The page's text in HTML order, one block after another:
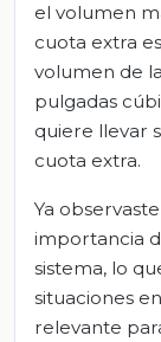
el volumen
cuota extra
volumen de
pulgadas
quiere llevar
cuota extra.
Ya
importancia
sistema, lo
situaciones
relevante